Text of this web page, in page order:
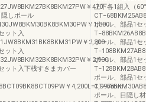
￥470
しポール
￥1,800
ット入
￥2,300
ット入
￥2,900
ット入下桟すきまカバー
￥4,200L=1,997mm、
上下各1組入（
ポール、部品1セ
ポール、部品1セ
ポール、部品1セ
ポール、部品1セ
ポール、目隠し